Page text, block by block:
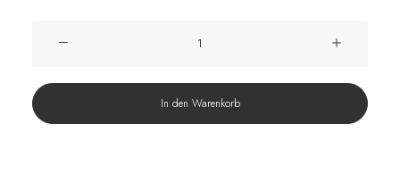
trocken
Menge
In den Warenkorb